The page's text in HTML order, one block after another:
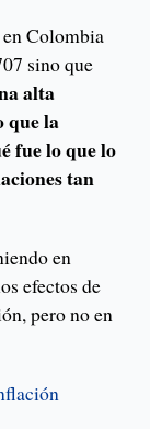
Colombia
sino que
alta
que la
fue lo que lo
tan
en
efectos de
pero no en